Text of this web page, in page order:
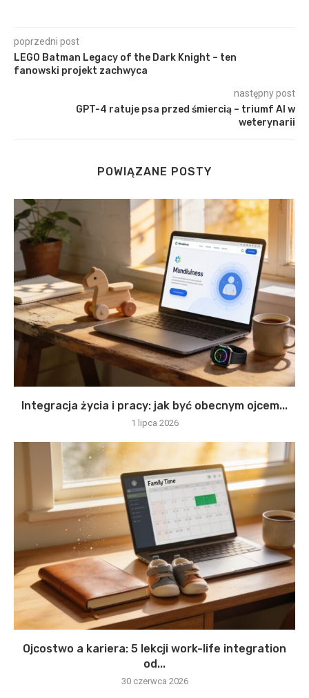
poprzedni post
LEGO Batman Legacy of the Dark Knight – ten
fanowski projekt zachwyca
następny post
GPT-4 ratuje psa przed śmiercią – triumf AI w
weterynarii
POWIĄZANE POSTY
Integracja życia i pracy: jak być obecnym ojcem...
1 lipca 2026
Ojcostwo a kariera: 5 lekcji work-life integration
od...
30 czerwca 2026